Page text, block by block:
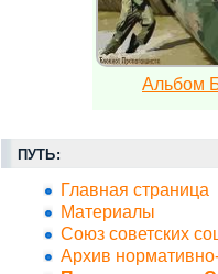
Альбом
ПУТЬ:
Главная страница
Материалы
Союз советских
Архив